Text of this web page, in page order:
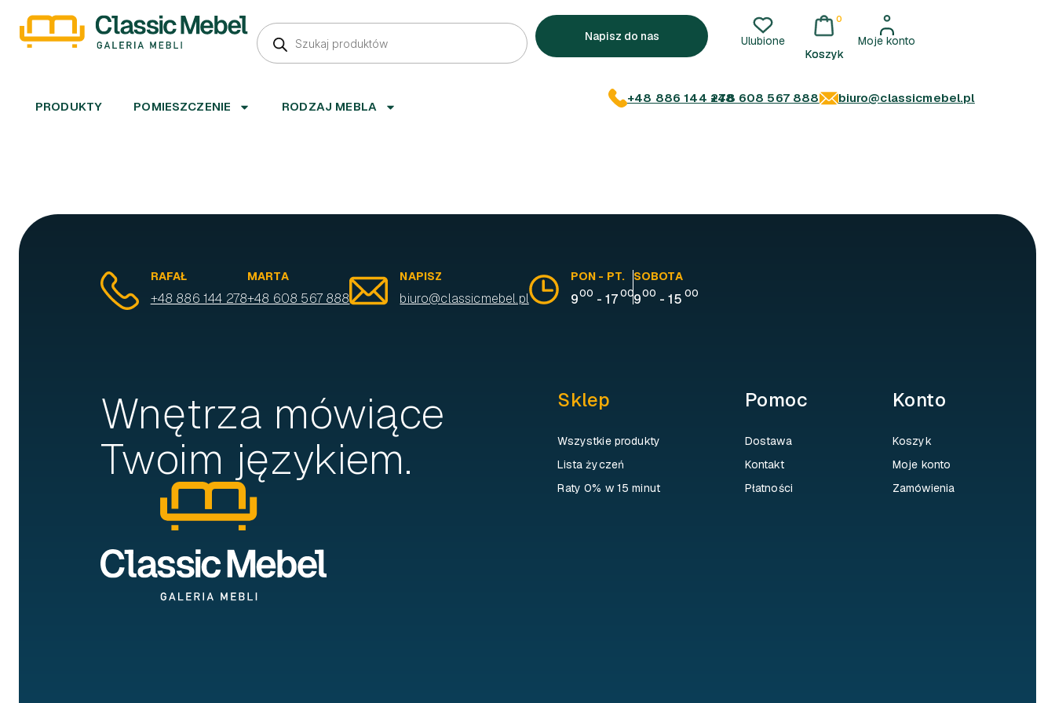
Napisz do nas Ulubione
0
Moje konto
PRODUKTY POMIESZCZENIE RODZAJ MEBLA
+48 886 144 278+48 608 567 888 biuro@classicmebel.pl
RAFAŁ
+48 886 144 278
MARTA
+48 608 567 888
NAPISZ
biuro@classicmebel.pl
PON - PT.
900 - 1700
SOBOTA
900 - 15 00
Wnętrza mówiące
Twoim językiem.
Sklep
Wszystkie produkty
Lista życzeń
Raty 0% w 15 minut
Pomoc
Dostawa
Kontakt
Płatności
Konto
Koszyk
Moje konto
Zamówienia